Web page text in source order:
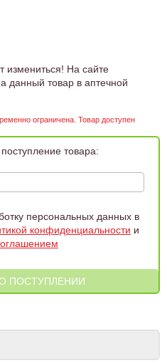
измениться! На сайте
данный товар в аптечной
ограничена. Товар доступен
товара:
персональных данных в
конфиденциальности и